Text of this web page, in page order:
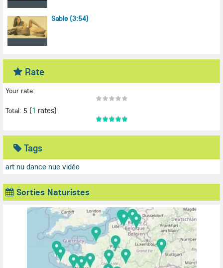
Sable (3:54)
Rate
Your rate:
Total: 5 (1 rates)
Tags
art nu dance nue vidéo
Sorties Naturistes